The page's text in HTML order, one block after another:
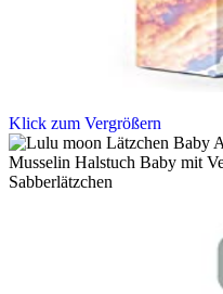
Klick zum Vergrößern